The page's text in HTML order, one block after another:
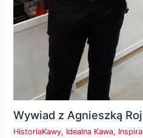
Wywiad z Agnieszką
HistoriaKawy, Idealna Kawa,